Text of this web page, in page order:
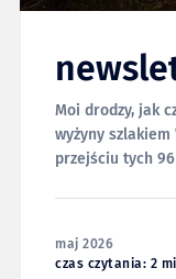
Moi drodzy, jak część z Was wie, dokładnie za tydzień wyruszę w swoją podróż przez szkockie
wyżyny
przejściu tych
maj 2026
czas czytania: 2